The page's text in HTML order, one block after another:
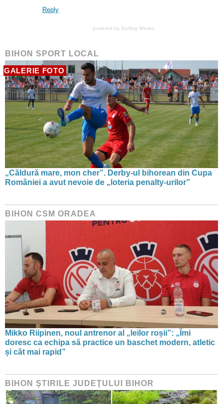
Reply
powered by Surfing Waves
BIHON SPORT LOCAL
GALERIE FOTO
„Căldură mare, mon cher”. Derby-ul bihorean din Cupa
României a avut nevoie de „loteria penalty-urilor”
BIHON CSM ORADEA
Mikko Riipinen, noul antrenor al „leilor roșii”: „Îmi
doresc ca echipa să practice un baschet modern, atletic
și cât mai rapid”
BIHON ŞTIRILE JUDEŢULUI BIHOR